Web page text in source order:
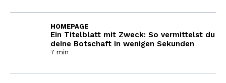
Ein Titelblatt mit Zweck: So vermittelst du
deine Botschaft in wenigen Sekunden
HOMEPAGE
7 min